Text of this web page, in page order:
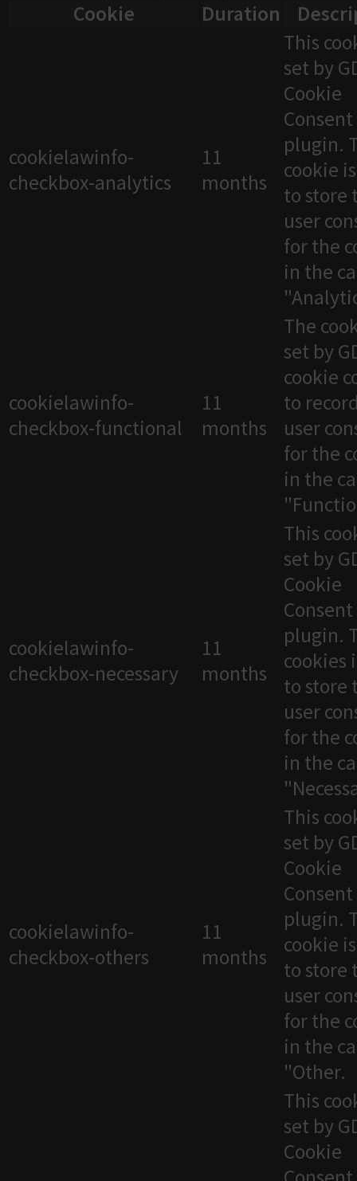
Cookie
Duration
cookielawinfo-
checkbox-analytics
11
months
This
set by
Cookie
Consent
plugin.
cookie
to store
user
for the
in the
cookielawinfo-
checkbox-functional
11
months
The
set by
cookie
to
user
for the
in the
cookielawinfo-
checkbox-necessary
11
months
This
set by
Cookie
Consent
plugin.
cookies
to store
user
for the
in the
cookielawinfo-
checkbox-others
11
months
This
set by
Cookie
Consent
plugin.
cookie
to store
user
for the
in the
"Other.
This
set by
Cookie